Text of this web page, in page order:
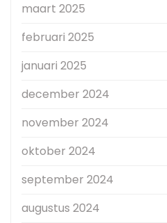
maart 2025
februari 2025
januari 2025
december 2024
november 2024
oktober 2024
september 2024
augustus 2024